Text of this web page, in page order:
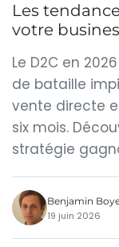
Les
votre
Le D2C en
de bataille
vente directe
six mois.
stratégie
Benjamin
19 juin 2026